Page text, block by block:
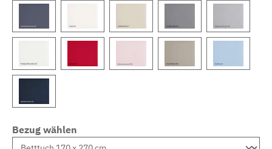
Bezug wählen